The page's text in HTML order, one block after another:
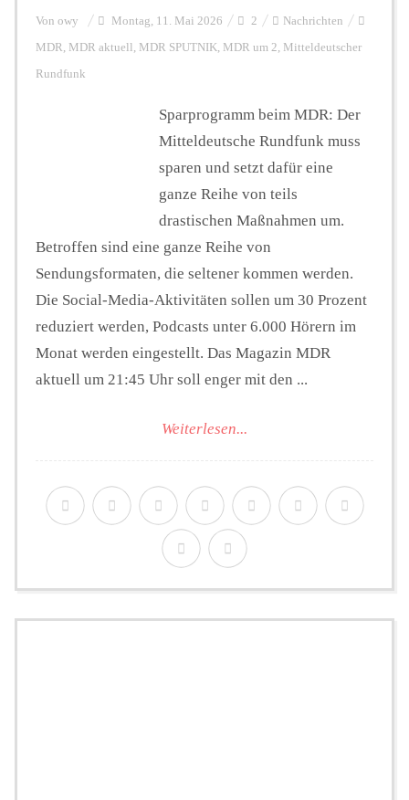
Von owy Montag, 11. Mai 2026 2 Nachrichten
MDR, MDR aktuell, MDR SPUTNIK, MDR um 2, Mitteldeutscher
Rundfunk
Sparprogramm beim MDR: Der
Mitteldeutsche Rundfunk muss
sparen und setzt dafür eine
ganze Reihe von teils
drastischen Maßnahmen um.
Betroffen sind eine ganze Reihe von
Sendungsformaten, die seltener kommen werden.
Die Social-Media-Aktivitäten sollen um 30 Prozent
reduziert werden, Podcasts unter 6.000 Hörern im
Monat werden eingestellt. Das Magazin MDR
aktuell um 21:45 Uhr soll enger mit den ...
Weiterlesen...